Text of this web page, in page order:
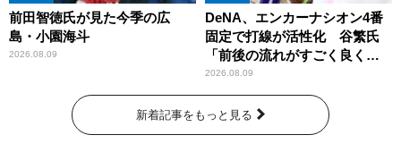
前田智徳氏が見た今季の広
島・小園海斗
2026.08.09
DeNA、エンカーナシオン4番
固定で打線が活性化 谷繁氏
「前後の流れがすごく良くな
りましたね」
2026.08.09
新着記事をもっと見る